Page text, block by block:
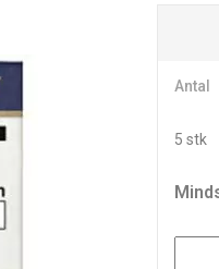
Antal
5 stk